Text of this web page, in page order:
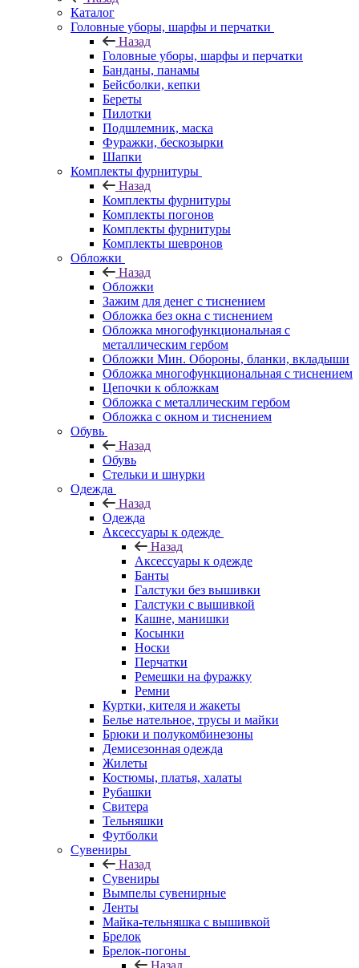
Каталог
Головные уборы, шарфы и перчатки
Назад
Головные уборы, шарфы и перчатки
Банданы, панамы
Бейсболки, кепки
Береты
Пилотки
Подшлемник, маска
Фуражки, бескозырки
Шапки
Комплекты фурнитуры
Назад
Комплекты фурнитуры
Комплекты погонов
Комплекты фурнитуры
Комплекты шевронов
Обложки
Назад
Обложки
Зажим для денег с тиснением
Обложка без окна с тиснением
Обложка многофункциональная с
металлическим гербом
Обложки Мин. Обороны, бланки, вкладыши
Обложка многофункциональная с тиснением
Цепочки к обложкам
Обложка с металлическим гербом
Обложка с окном и тиснением
Обувь
Назад
Обувь
Стельки и шнурки
Одежда
Назад
Одежда
Аксессуары к одежде
Назад
Аксессуары к одежде
Банты
Галстуки без вышивки
Галстуки с вышивкой
Кашне, манишки
Косынки
Носки
Перчатки
Ремешки на фуражку
Ремни
Куртки, кителя и жакеты
Белье нательное, трусы и майки
Брюки и полукомбинезоны
Демисезонная одежда
Жилеты
Костюмы, платья, халаты
Рубашки
Свитера
Тельняшки
Футболки
Сувениры
Назад
Сувениры
Вымпелы сувенирные
Ленты
Майка-тельняшка с вышивкой
Брелок
Брелок-погоны
Назад